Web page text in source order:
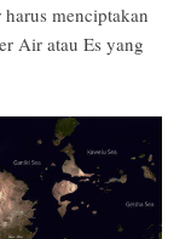
menciptakan
Air atau Es yang